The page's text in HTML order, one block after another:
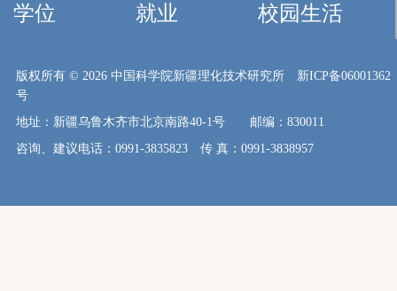
学位
就业 校园生活
版权所有 © 2026 中国科学院新疆理化技术研究所 新ICP备06001362
号
地址：新疆乌鲁木齐市北京南路40-1号 邮编：830011
咨询、建议电话：0991-3835823 传 真：0991-3838957